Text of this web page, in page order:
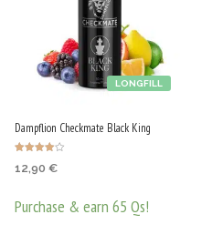
LONGFILL
Dampflion Checkmate Black King
4.00
12,90 €
Purchase & earn 65 Qs!